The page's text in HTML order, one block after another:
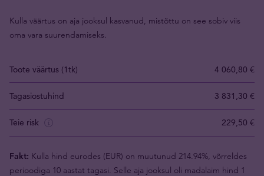
Kulla väärtus on aja jooksul kasvanud, mistõttu on see sobiv viis
oma vara suurendamiseks.
Toote väärtus (1tk) 4 060,80 €
Tagasiostuhind 3 831,30 €
Teie risk 229,50 €
Fakt: Kulla hind eurodes (EUR) on muutunud 214.94%, võrreldes
perioodiga 10 aastat tagasi. Selle aja jooksul oli madalaim hind 1